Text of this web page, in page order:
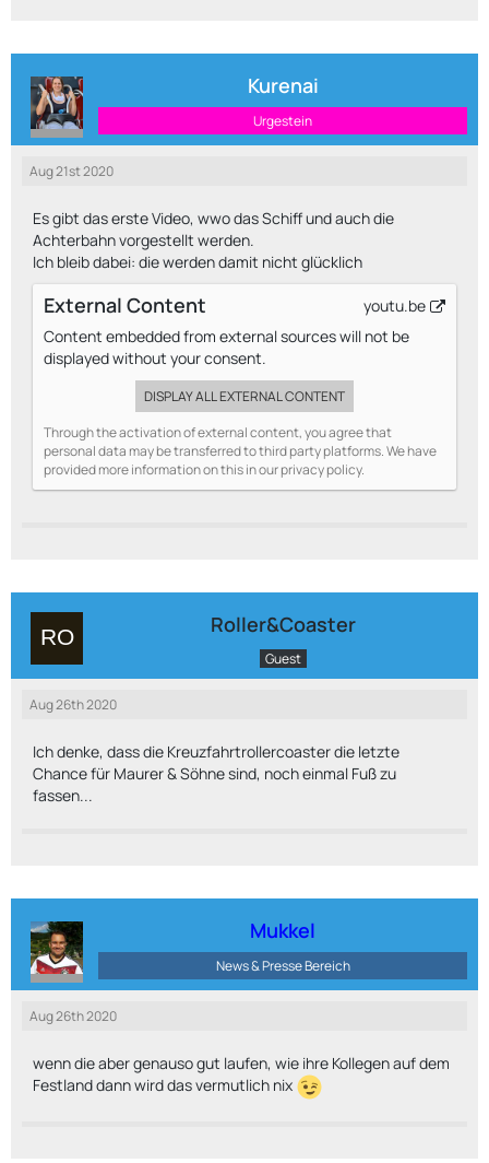
Kurenai
Urgestein
Aug 21st 2020
Es gibt das erste Video, wwo das Schiff und auch die
Achterbahn vorgestellt werden.
Ich bleib dabei: die werden damit nicht glücklich
External Content
youtu.be
Content embedded from external sources will not be
displayed without your consent.
DISPLAY ALL EXTERNAL CONTENT
Through the activation of external content, you agree that
personal data may be transferred to third party platforms. We have
provided more information on this in our privacy policy.
Roller&Coaster
Guest
Aug 26th 2020
Ich denke, dass die Kreuzfahrtrollercoaster die letzte
Chance für Maurer & Söhne sind, noch einmal Fuß zu
fassen...
Mukkel
News & Presse Bereich
Aug 26th 2020
wenn die aber genauso gut laufen, wie ihre Kollegen auf dem
Festland dann wird das vermutlich nix